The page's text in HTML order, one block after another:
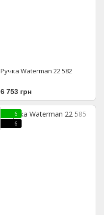
Ручка Waterman 22 582
6 753 грн
6
6